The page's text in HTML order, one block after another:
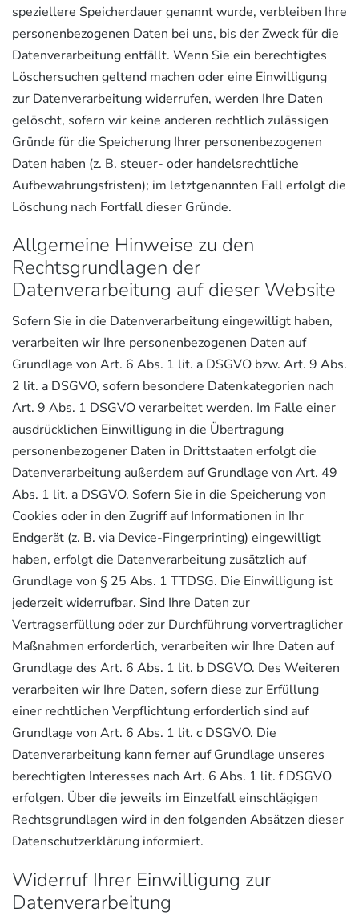
speziellere Speicherdauer genannt wurde, verbleiben Ihre
personenbezogenen Daten bei uns, bis der Zweck für die
Datenverarbeitung entfällt. Wenn Sie ein berechtigtes
Löschersuchen geltend machen oder eine Einwilligung
zur Datenverarbeitung widerrufen, werden Ihre Daten
gelöscht, sofern wir keine anderen rechtlich zulässigen
Gründe für die Speicherung Ihrer personenbezogenen
Daten haben (z. B. steuer- oder handelsrechtliche
Aufbewahrungsfristen); im letztgenannten Fall erfolgt die
Löschung nach Fortfall dieser Gründe.
Allgemeine Hinweise zu den
Rechtsgrundlagen der
Datenverarbeitung auf dieser Website
Sofern Sie in die Datenverarbeitung eingewilligt haben,
verarbeiten wir Ihre personenbezogenen Daten auf
Grundlage von Art. 6 Abs. 1 lit. a DSGVO bzw. Art. 9 Abs.
2 lit. a DSGVO, sofern besondere Datenkategorien nach
Art. 9 Abs. 1 DSGVO verarbeitet werden. Im Falle einer
ausdrücklichen Einwilligung in die Übertragung
personenbezogener Daten in Drittstaaten erfolgt die
Datenverarbeitung außerdem auf Grundlage von Art. 49
Abs. 1 lit. a DSGVO. Sofern Sie in die Speicherung von
Cookies oder in den Zugriff auf Informationen in Ihr
Endgerät (z. B. via Device-Fingerprinting) eingewilligt
haben, erfolgt die Datenverarbeitung zusätzlich auf
Grundlage von § 25 Abs. 1 TTDSG. Die Einwilligung ist
jederzeit widerrufbar. Sind Ihre Daten zur
Vertragserfüllung oder zur Durchführung vorvertraglicher
Maßnahmen erforderlich, verarbeiten wir Ihre Daten auf
Grundlage des Art. 6 Abs. 1 lit. b DSGVO. Des Weiteren
verarbeiten wir Ihre Daten, sofern diese zur Erfüllung
einer rechtlichen Verpflichtung erforderlich sind auf
Grundlage von Art. 6 Abs. 1 lit. c DSGVO. Die
Datenverarbeitung kann ferner auf Grundlage unseres
berechtigten Interesses nach Art. 6 Abs. 1 lit. f DSGVO
erfolgen. Über die jeweils im Einzelfall einschlägigen
Rechtsgrundlagen wird in den folgenden Absätzen dieser
Datenschutzerklärung informiert.
Widerruf Ihrer Einwilligung zur
Datenverarbeitung